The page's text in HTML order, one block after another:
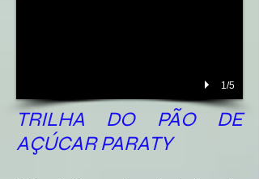
1/5
TRILHA DO PÃO DE
AÇÚCAR PARATY